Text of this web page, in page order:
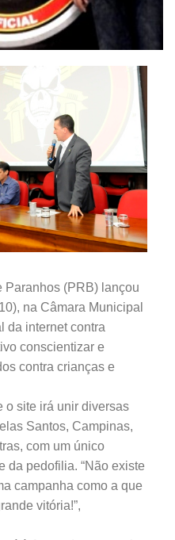
Paranhos (PRB) lançou
na Câmara Municipal
da internet contra
conscientizar e
contra crianças e
o site irá unir diversas
Santos, Campinas,
com um único
da pedofilia. “Não existe
campanha como a que
vitória!”,